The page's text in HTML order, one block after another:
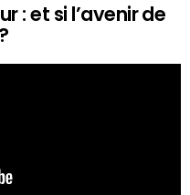
: et si l’avenir de